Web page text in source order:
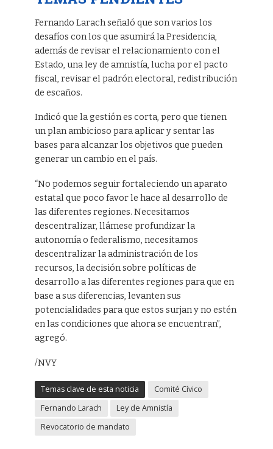
Fernando Larach señaló que son varios los
desafíos con los que asumirá la Presidencia,
además de revisar el relacionamiento con el
Estado, una ley de amnistía, lucha por el pacto
fiscal, revisar el padrón electoral, redistribución
de escaños.
Indicó que la gestión es corta, pero que tienen
un plan ambicioso para aplicar y sentar las
bases para alcanzar los objetivos que pueden
generar un cambio en el país.
“No podemos seguir fortaleciendo un aparato
estatal que poco favor le hace al desarrollo de
las diferentes regiones. Necesitamos
descentralizar, llámese profundizar la
autonomía o federalismo, necesitamos
descentralizar la administración de los
recursos, la decisión sobre políticas de
desarrollo a las diferentes regiones para que en
base a sus diferencias, levanten sus
potencialidades para que estos surjan y no estén
en las condiciones que ahora se encuentran”,
agregó.
/NVY
Temas clave de esta noticia
Comité Cívico
Fernando Larach
Ley de Amnistía
Revocatorio de mandato